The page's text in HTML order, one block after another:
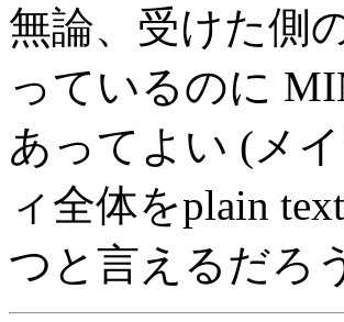
無論、受けた側
っているのに
あってよい (メ
ィ全体をplain
つと言えるだろ